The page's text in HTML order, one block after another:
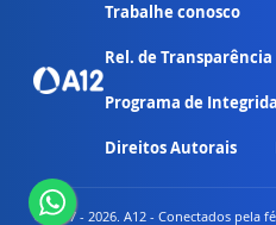
Trabalhe conosco
Rel. de Transparência
Programa de
Direitos Autorais
© 2007 - 2026. A12 - Conectados pela